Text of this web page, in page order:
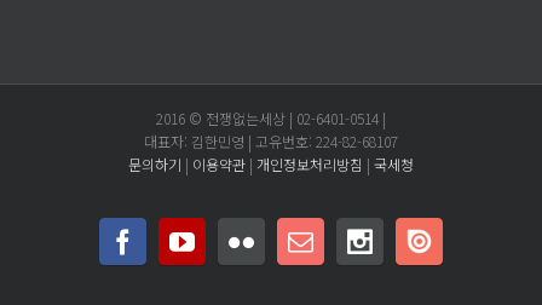
2016 © 전쟁없는세상 | 02-6401-0514 |
대표자: 김한민영 | 고유번호: 224-82-68107
문의하기 | 이용약관 | 개인정보처리방침 | 국세청